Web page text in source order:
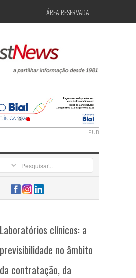
ÁREA RESERVADA
PUB
Laboratórios clínicos: a
previsibilidade no âmbito
da contratação, da